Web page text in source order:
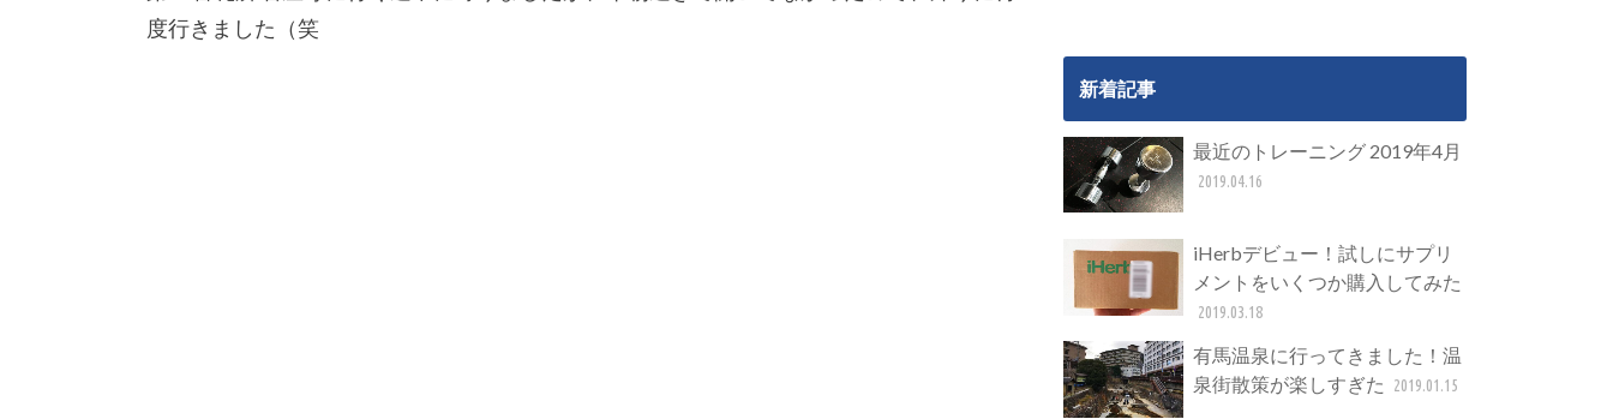
度行きました（笑
新着記事
最近のトレーニング 2019年4月
2019.04.16
iHerbデビュー！試しにサプリ
メントをいくつか購入してみた
2019.03.18
有馬温泉に行ってきました！温
泉街散策が楽しすぎた
2019.01.15